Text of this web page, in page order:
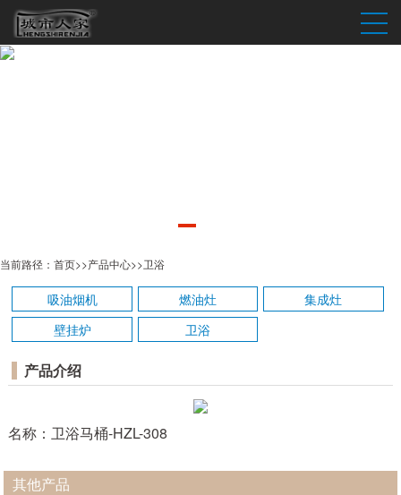
当前路径： 首页>>产品中心>>卫浴
吸油烟机 燃油灶
集成灶
壁挂炉
卫浴
产品介绍
名称：卫浴马桶-HZL-308
其他产品